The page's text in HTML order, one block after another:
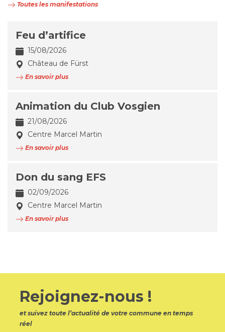
Toutes les manifestations
Feu d’artifice
15/08/2026
Château de Fürst
En savoir plus
Animation du Club Vosgien
21/08/2026
Centre Marcel Martin
En savoir plus
Don du sang EFS
02/09/2026
Centre Marcel Martin
En savoir plus
Rejoignez-nous !
et suivez toute l’actualité de votre commune en temps
réel